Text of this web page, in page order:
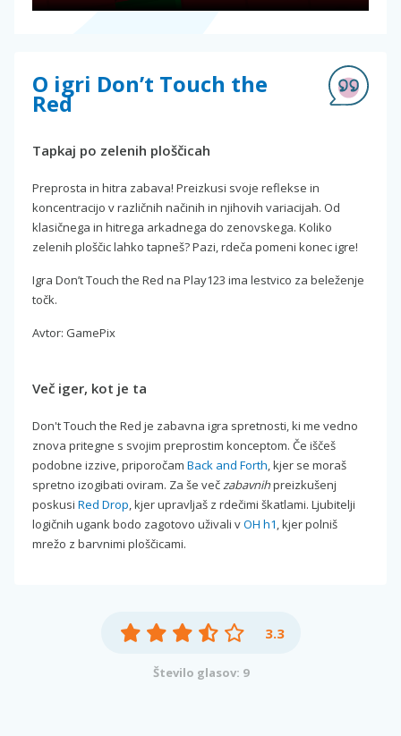
O igri Don’t Touch the
Red
Tapkaj po zelenih ploščicah
Preprosta in hitra zabava! Preizkusi svoje reflekse in
koncentracijo v različnih načinih in njihovih variacijah. Od
klasičnega in hitrega arkadnega do zenovskega. Koliko
zelenih ploščic lahko tapneš? Pazi, rdeča pomeni konec igre!
Igra Don’t Touch the Red na Play123 ima lestvico za beleženje
točk.
Avtor: GamePix
Več iger, kot je ta
Don't Touch the Red je zabavna igra spretnosti, ki me vedno
znova pritegne s svojim preprostim konceptom. Če iščeš
podobne izzive, priporočam Back and Forth, kjer se moraš
spretno izogibati oviram. Za še večzabavnihpreizkušenj
poskusi Red Drop, kjer upravljaš z rdečimi škatlami. Ljubitelji
logičnih ugank bodo zagotovo uživali vOH h1, kjer polniš
mrežo z barvnimi ploščicami.
3.3
Število glasov: 9